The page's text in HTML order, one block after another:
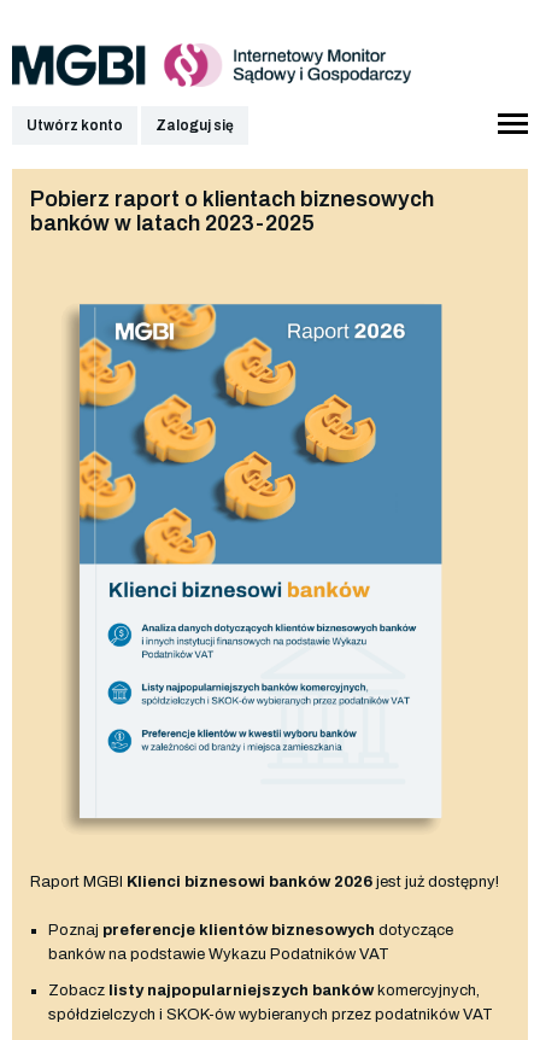
Utwórz konto Zaloguj się
Pobierz raport o klientach biznesowych
banków w latach 2023-2025
Raport MGBI Klienci biznesowi banków 2026 jest już dostępny!
Poznaj preferencje klientów biznesowych dotyczące
banków na podstawie Wykazu Podatników VAT
Zobacz listy najpopularniejszych bankówkomercyjnych,
spółdzielczych i SKOK-ów wybieranych przez podatników VAT